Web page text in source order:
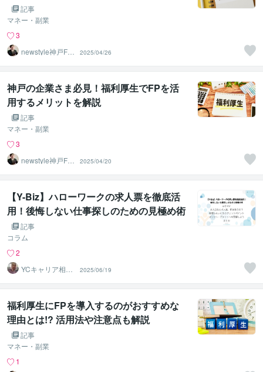
記事
マネー・副業
3
newstyle神戸FP
2025/04/26
神戸の企業さま必見！福利厚生でFPを活
用するメリットを解説
記事
マネー・副業
3
newstyle神戸FP
2025/04/20
【Y-Biz】ハローワークの求人票を徹底活
用！後悔しない仕事探しのための見極め術
記事
コラム
2
YCキャリア相談
2025/06/19
福利厚生にFPを導入するのがおすすめな
理由とは!? 活用法や注意点も解説
記事
マネー・副業
1